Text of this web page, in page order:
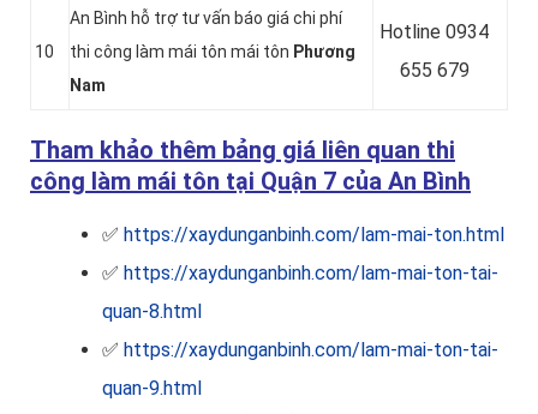
10
An Bình hỗ trợ tư vấn báo giá chi phí
thi công làm mái tôn mái tôn Phương
Nam
Hotline 0934
655 679
Tham khảo thêm bảng giá liên quan thi
công làm mái tôn tại Quận 7 của An Bình
✅ https://xaydunganbinh.com/lam-mai-ton.html
✅ https://xaydunganbinh.com/lam-mai-ton-tai-
quan-8.html
✅ https://xaydunganbinh.com/lam-mai-ton-tai-
quan-9.html